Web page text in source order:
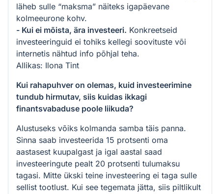
läheb sulle “maksma” näiteks igapäevane
kolmeeurone kohv.
- Kui ei mõista, ära investeeri. Konkreetseid
investeeringuid ei tohiks kellegi soovituste või
internetis nähtud info põhjal teha.
Allikas: Ilona Tint
Kui rahapuhver on olemas, kuid investeerimine
tundub hirmutav, siis kuidas ikkagi
finantsvabaduse poole liikuda?
Alustuseks võiks kolmanda samba täis panna.
Sinna saab investeerida 15 protsenti oma
aastasest kuupalgast ja igal aastal saad
investeeringute pealt 20 protsenti tulumaksu
tagasi. Mitte ükski teine investeering ei taga sulle
sellist tootlust. Kui see tegemata jätta, siis piltlikult